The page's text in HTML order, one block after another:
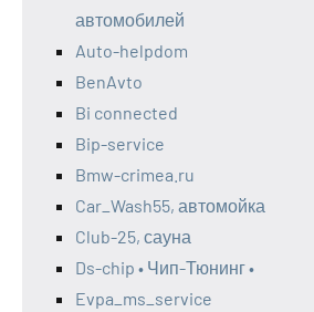
автомобилей
Auto-helpdom
BenAvto
Bi connected
Bip-service
Bmw-crimea.ru
Car_Wash55, автомойка
Club-25, сауна
Ds-chip • Чип-Тюнинг •
Evpa_ms_service